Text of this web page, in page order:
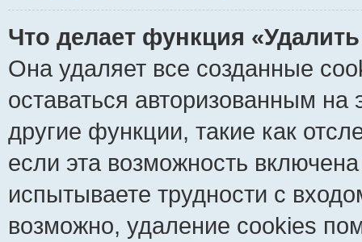
Что делает функция
Она удаляет все созданные
оставаться авторизованным
другие функции, такие как
если эта возможность
испытываете трудности с
возможно, удаление cookies